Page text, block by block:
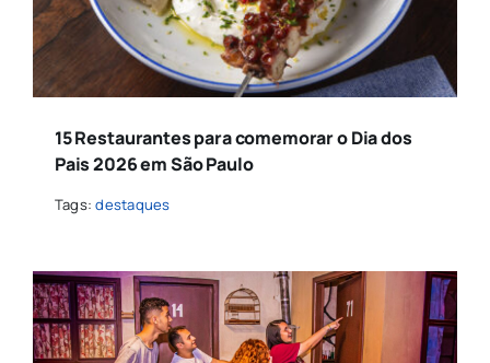
15 Restaurantes para comemorar o Dia dos
Pais 2026 em São Paulo
Tags:destaques